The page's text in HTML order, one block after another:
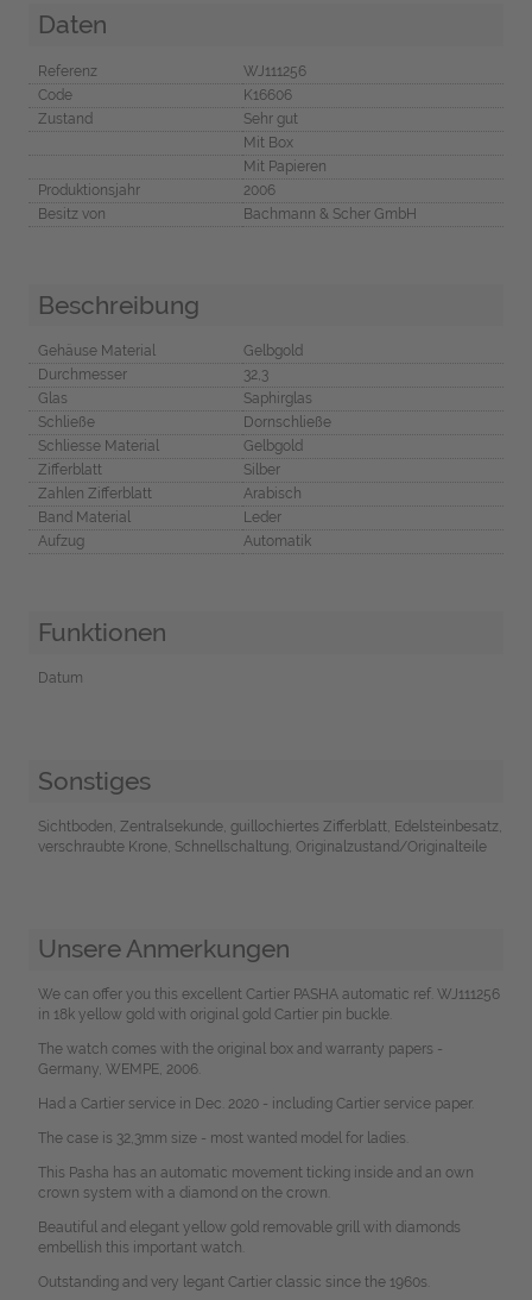
Daten
Referenz
WJ111256
Code
K16606
Zustand
Sehr gut
Mit Box
Mit Papieren
Produktionsjahr
2006
Besitz von
Bachmann & Scher GmbH
Beschreibung
Gehäuse Material
Gelbgold
Durchmesser
32,3
Glas
Saphirglas
Schließe
Dornschließe
Schliesse Material
Gelbgold
Zifferblatt
Silber
Zahlen Zifferblatt
Arabisch
Band Material
Leder
Aufzug
Automatik
Funktionen
Datum
Sonstiges
Sichtboden, Zentralsekunde, guillochiertes Zifferblatt, Edelsteinbesatz,
verschraubte Krone, Schnellschaltung, Originalzustand/Originalteile
Unsere Anmerkungen
We can offer you this excellent Cartier PASHA automatic ref. WJ111256
in 18k yellow gold with original gold Cartier pin buckle.
The watch comes with the original box and warranty papers -
Germany, WEMPE, 2006.
Had a Cartier service in Dec. 2020 - including Cartier service paper.
The case is 32,3mm size - most wanted model for ladies.
This Pasha has an automatic movement ticking inside and an own
crown system with a diamond on the crown.
Beautiful and elegant yellow gold removable grill with diamonds
embellish this important watch.
Outstanding and very legant Cartier classic since the 1960s.